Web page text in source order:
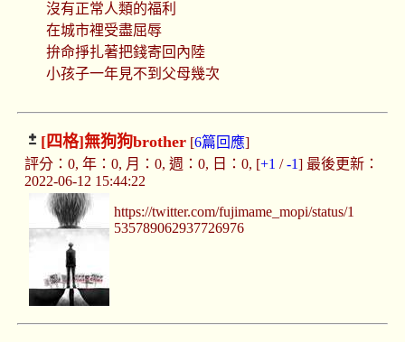
沒有正常人類的福利
在城市裡受盡屈辱
拚命掙扎著把錢寄回內陸
小孩子一年見不到父母幾次
[四格]無狗狗brother[6篇回應]
評分：0, 年：0, 月：0, 週：0, 日：0, [+1 /-1] 最後更新：
2022-06-12 15:44:22
https://twitter.com/fujimame_mopi/status/1
535789062937726976